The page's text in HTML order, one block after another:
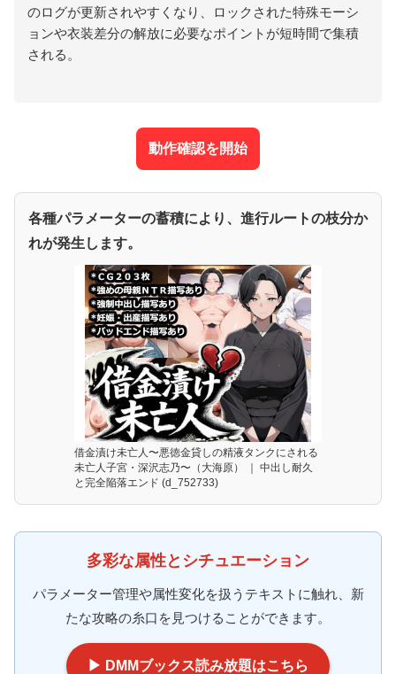
のログが更新されやすくなり、ロックされた特殊モーシ
ョンや衣装差分の解放に必要なポイントが短時間で集積
される。
動作確認を開始
各種パラメーターの蓄積により、進行ルートの枝分か
れが発生します。
借金漬け未亡人〜悪徳金貸しの精液タンクにされる
未亡人子宮・深沢志乃〜（大海原） ｜ 中出し耐久
と完全陥落エンド (d_752733)
多彩な属性とシチュエーション
パラメーター管理や属性変化を扱うテキストに触れ、新
たな攻略の糸口を見つけることができます。
▶ DMMブックス読み放題はこちら